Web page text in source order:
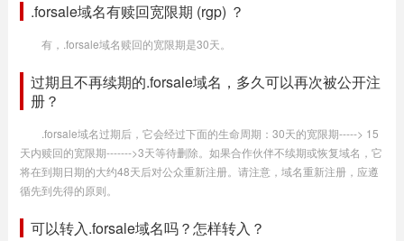
.forsale域名有赎回宽限期 (rgp) ？
有，.forsale域名赎回的宽限期是30天。
过期且不再续期的.forsale域名，多久可以再次被公开注
册？
.forsale域名过期后，它会经过下面的生命周期：30天的宽限期-----> 15
天内赎回的宽限期------->3天等待删除。如果合作伙伴不续期或恢复域名，它
将在到期日期的大约48天后对公众重新注册。请注意，域名重新注册，应遵
循先到先得的原则。
可以转入.forsale域名吗？怎样转入？